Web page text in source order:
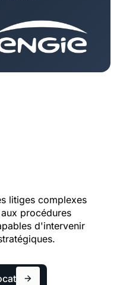
litiges complexes
procédures
d'intervenir